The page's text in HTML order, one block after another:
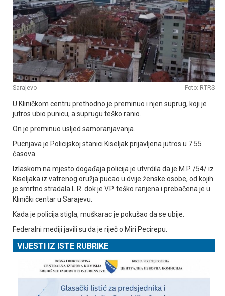
Sarajevo Foto: RTRS
U Kliničkom centru prethodno je preminuo i njen suprug, koji je
jutros ubio punicu, a suprugu teško ranio.
On je preminuo usljed samoranjavanja.
Pucnjava je Policijskoj stanici Kiseljak prijavljena jutros u 7.55
časova.
Izlaskom na mjesto događaja policija je utvrdila da je M.P. /54/ iz
Kiseljaka iz vatrenog oružja pucao u dvije ženske osobe, od kojih
je smrtno stradala L.R. dok je V.P. teško ranjena i prebačena je u
Klinički centar u Sarajevu.
Kada je policija stigla, muškarac je pokušao da se ubije.
Federalni mediji javili su da je riječ o Miri Pecirepu.
VIJESTI IZ ISTE RUBRIKE